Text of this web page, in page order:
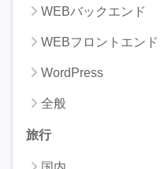
WEBバックエンド
WEBフロントエンド
WordPress
全般
旅行